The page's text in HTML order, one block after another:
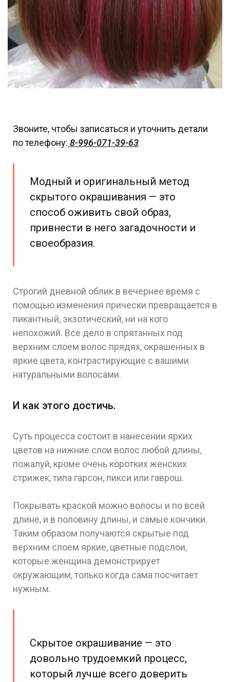
Звоните, чтобы записаться и уточнить детали
по телефону: 8-996-071-39-63
Модный и оригинальный метод
скрытого окрашивания — это
способ оживить свой образ,
привнести в него загадочности и
своеобразия.
Строгий дневной облик в вечернее время с
помощью изменения прически превращается в
пикантный, экзотический, ни на кого
непохожий. Все дело в спрятанных под
верхним слоем волос прядях, окрашенных в
яркие цвета, контрастирующие с вашими
натуральными волосами.
И как этого достичь.
Суть процесса состоит в нанесении ярких
цветов на нижние слои волос любой длины,
пожалуй, кроме очень коротких женских
стрижек, типа гарсон, пикси или гаврош.
Покрывать краской можно волосы и по всей
длине, и в половину длины, и самые кончики.
Таким образом получаются скрытые под
верхним слоем яркие, цветные подслои,
которые женщина демонстрирует
окружающим, только когда сама посчитает
нужным.
Скрытое окрашивание — это
довольно трудоемкий процесс,
который лучше всего доверить